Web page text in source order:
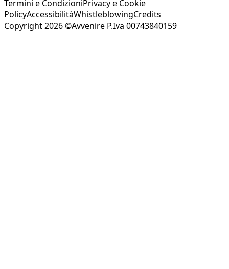
Termini e CondizioniPrivacy e Cookie
PolicyAccessibilitàWhistleblowingCredits
Copyright 2026 ©Avvenire P.Iva 00743840159